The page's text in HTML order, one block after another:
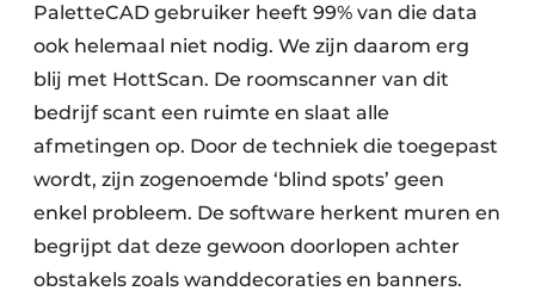
PaletteCAD gebruiker heeft 99% van die data
ook helemaal niet nodig. We zijn daarom erg
blij met HottScan. De roomscanner van dit
bedrijf scant een ruimte en slaat alle
afmetingen op. Door de techniek die toegepast
wordt, zijn zogenoemde ‘blind spots’ geen
enkel probleem. De software herkent muren en
begrijpt dat deze gewoon doorlopen achter
obstakels zoals wanddecoraties en banners.